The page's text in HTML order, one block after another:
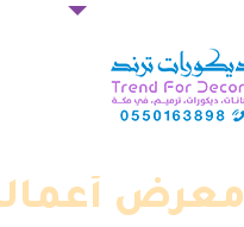
معرض